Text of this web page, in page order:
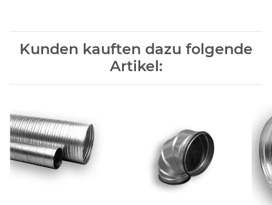
Kunden kauften dazu folgende
Artikel: